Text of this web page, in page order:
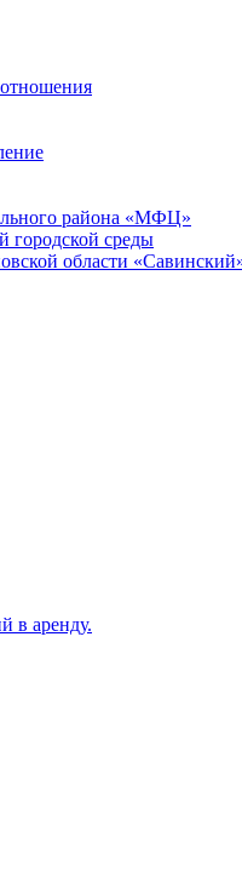
района «МФЦ»
городской среды
области
в аренду.